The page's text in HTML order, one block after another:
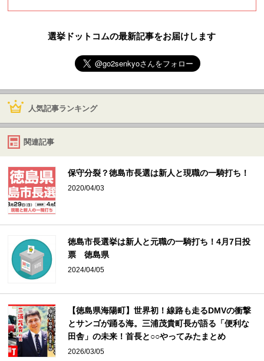
選挙ドットコムの最新記事をお届けします
人気記事ランキング
関連記事
保守分裂？徳島市長選は新人と現職の一騎打ち！
2020/04/03
徳島市長選挙は新人と元職の一騎打ち！4月7日投
票 徳島県
2024/04/05
【徳島県海陽町】世界初！線路も走るDMVの衝撃
とサンゴが踊る海。三浦茂貴町長が語る「便利な
田舎」の未来！首長と○○やってみたまとめ
2026/03/05